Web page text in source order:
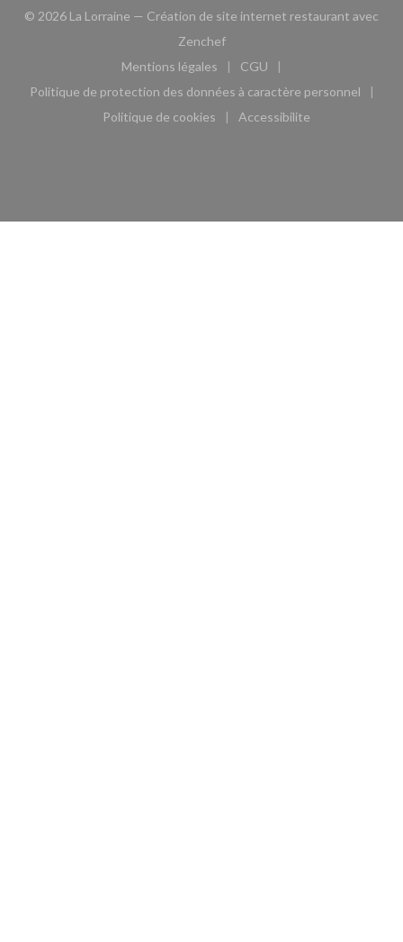
© 2026 La Lorraine — Création de site internet restaurant avec
Zenchef((ouvre une nouvelle fenêtre))
Mentions légales
((ouvre une nouvelle fenêtre))
CGU
((ouvre une nouvelle
Politique de protection des données à caractère personnel
((ouvre une nouvelle fenêtre))
Politique de cookies
((ouvre une nouvelle fenêtre))
Accessibilite